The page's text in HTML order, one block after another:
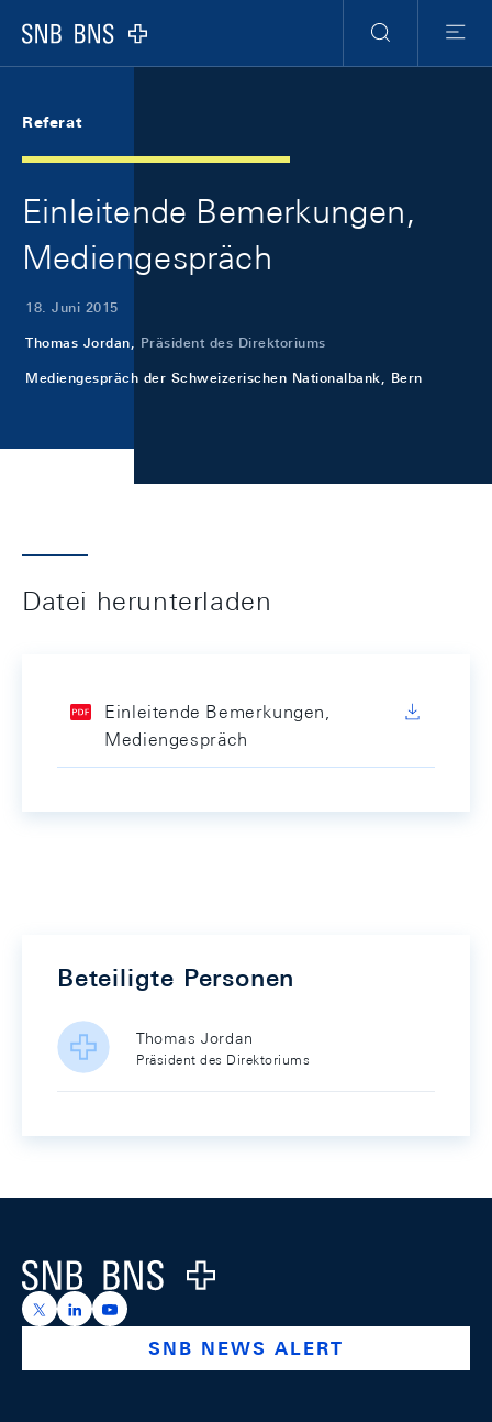
Logo
Suche
Menu
Referat
Einleitende Bemerkungen,
Mediengespräch
18. Juni 2015
Thomas Jordan, Präsident des Direktoriums
Mediengespräch der Schweizerischen Nationalbank, Bern
Datei herunterladen
Einleitende Bemerkungen,
Mediengespräch
Beteiligte Personen
Thomas Jordan
Präsident des Direktoriums
Logo
https://x.com/snb_bns
https://ch.linkedin.com/company/swiss-national-
https://www.youtube.com/@swissnationalbank
SNB NEWS ALERT